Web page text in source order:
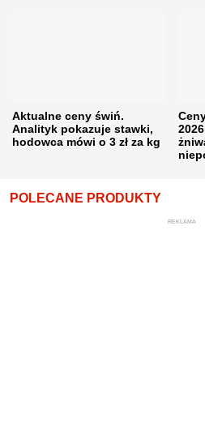
Aktualne ceny świń.
Analityk pokazuje stawki,
hodowca mówi o 3 zł za kg
POLECANE PRODUKTY
REKLAMA